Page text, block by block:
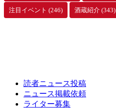
注目イベント (246) 酒蔵紹介 (343)
読者ニュース投稿
ニュース掲載依頼
ライター募集